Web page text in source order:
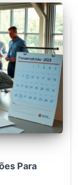
Para